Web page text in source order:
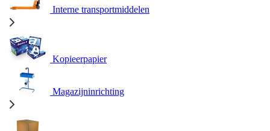
Interne transportmiddelen
Kopieerpapier
Magazijninrichting